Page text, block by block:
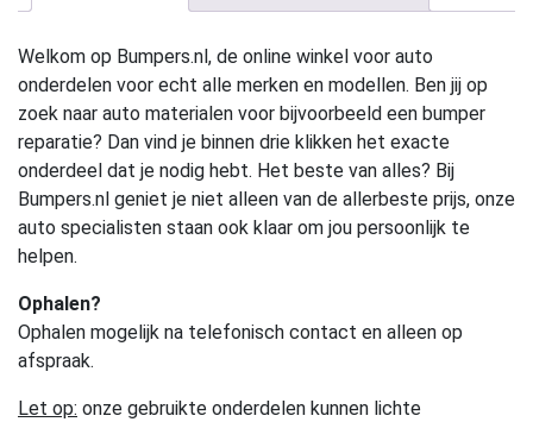
Welkom op Bumpers.nl, de online winkel voor auto
onderdelen voor echt alle merken en modellen. Ben jij op
zoek naar auto materialen voor bijvoorbeeld een bumper
reparatie? Dan vind je binnen drie klikken het exacte
onderdeel dat je nodig hebt. Het beste van alles? Bij
Bumpers.nl geniet je niet alleen van de allerbeste prijs, onze
auto specialisten staan ook klaar om jou persoonlijk te
helpen.
Ophalen?
Ophalen mogelijk na telefonisch contact en alleen op
afspraak.
Let op: onze gebruikte onderdelen kunnen lichte